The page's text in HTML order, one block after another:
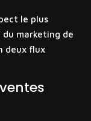
le plus
marketing de
deux flux